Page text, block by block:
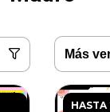
HASTA